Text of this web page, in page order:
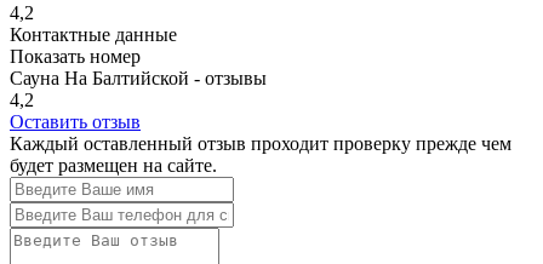
4,2
Контактные данные
Показать номер
Сауна На Балтийской - отзывы
4,2
Оставить отзыв
Каждый оставленный отзыв проходит проверку прежде чем
будет размещен на сайте.